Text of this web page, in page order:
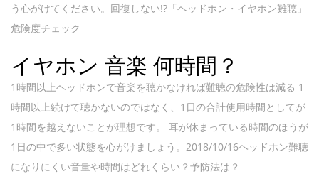
う心がけてください。回復しない!?「ヘッドホン・イヤホン難聴」
危険度チェック
イヤホン 音楽 何時間？
1時間以上ヘッドホンで音楽を聴かなければ難聴の危険性は減る 1
時間以上続けて聴かないのではなく、1日の合計使用時間としてが
1時間を越えないことが理想です。 耳が休まっている時間のほうが
1日の中で多い状態を心がけましょう。2018/10/16ヘッドホン難聴
になりにくい音量や時間はどれくらい？予防法は？